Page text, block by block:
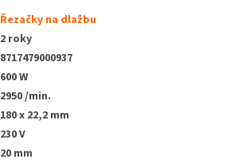
Řezačky na dlažbu
2 roky
8717479000937
600 W
2950 /min.
180 x 22,2 mm
230 V
20 mm